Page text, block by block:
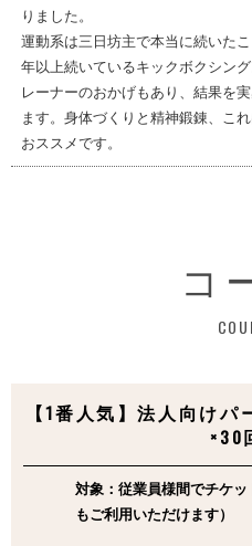
りました。
運動系は三日坊主で本当に続いた
年以上続いているキックボクシン
レーナーのおかげもあり、結果を
ます。身体づくりと精神鍛錬、こ
おススメです。
コ
【1番人気】法人向け
×30
対象：従業員様間でチケ
もご利用いただけます）